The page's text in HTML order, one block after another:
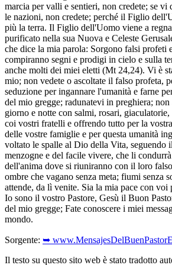
marcia per valli e sentieri, non credete; se vi
le nazioni, non credete; perché il Figlio
più la terra. Il Figlio dell'Uomo viene a
purificato nella sua Nuova e Celeste
che dice la mia parola: Sorgono falsi profeti
compiranno segni e prodigi in cielo e sulla
anche molti dei miei eletti (Mt 24,24). Vi è
mio; non vedete o ascoltate il falso profeta,
seduzione per ingannare l'umanità e farne
del mio gregge; radunatevi in preghiera; non
giorno e notte con salmi, rosari,
coi vostri fratelli e offrendo tutto per la
delle vostre famiglie e per questa umanità
voltato le spalle al Dio della Vita, seguendo
menzogne e del facile vivere, che li
dell'anima dove si riuniranno con il loro
ombre che vagano senza meta; fiumi senza
attende, da lì venite. Sia la mia pace con voi
Io sono il vostro Pastore, Gesù il Buon
del mio gregge; Fate conoscere i miei
mondo.
Sorgente: ➥
Il testo su questo sito web è stato tradotto